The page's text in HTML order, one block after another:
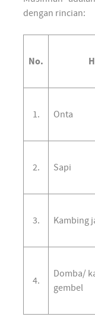
dengan rincian:
No.
1. Onta
2. Sapi
3. Kambing
4.
Domba/
gembel